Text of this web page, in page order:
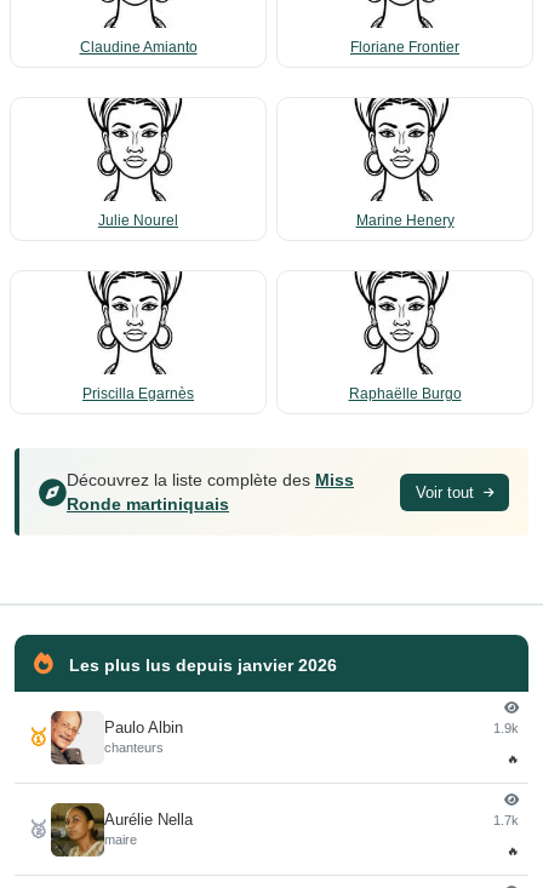
Claudine Amianto Floriane Frontier
Julie Nourel Marine Henery
Priscilla Egarnès Raphaëlle Burgo
Découvrez la liste complète des Miss
Ronde martiniquais
Voir tout
Les plus lus depuis janvier 2026
🥇 Paulo Albin
chanteurs
1.9k
🔥
🥈 Aurélie Nella
maire
1.7k
🔥